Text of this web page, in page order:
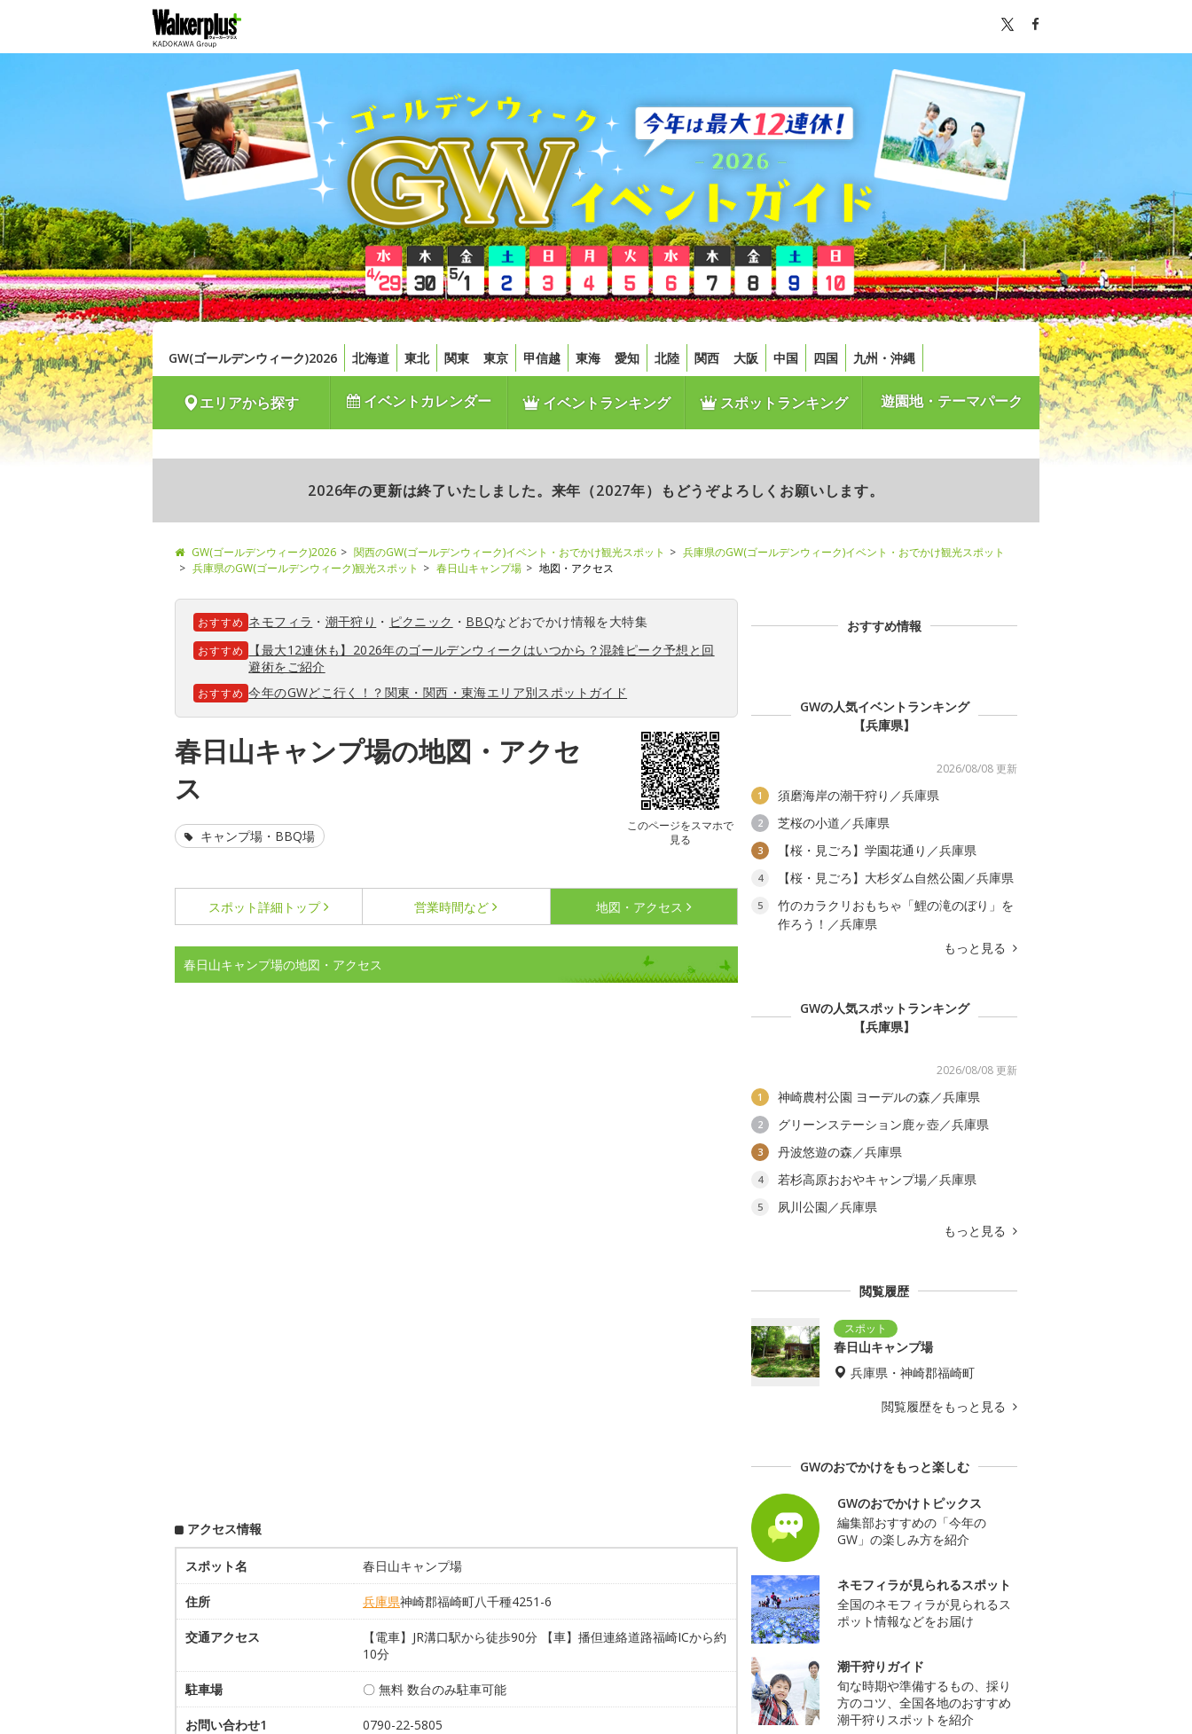
GW(ゴールデンウィーク)2026 北海道 東北 関東 東京 甲信越 東海 愛知 北陸 関西 大阪 中国 四国 九州・沖縄
エリアから探す イベントカレンダー イベントランキング スポットランキング 遊園地・テーマパーク
2026年の更新は終了いたしました。来年（2027年）もどうぞよろしくお願いします。
GW(ゴールデンウィーク)2026 関西のGW(ゴールデンウィーク)イベント・おでかけ観光スポット
兵庫県のGW(ゴールデンウィーク)イベント・おでかけ観光スポット
兵庫県のGW(ゴールデンウィーク)観光スポット
春日山キャンプ場 地図・アクセス
おすすめ ネモフィラ ・ 潮干狩り ・ ピクニック ・ BBQなどおでかけ情報を大特集
おすすめ
【最大12連休も】2026年のゴールデンウィークはいつから？混雑ピーク予想と回
避術をご紹介
おすすめ 今年のGWどこ行く！？関東・関西・東海エリア別スポットガイド
春日山キャンプ場の地図・アクセ
ス
このページをスマホで
見る
キャンプ場・BBQ場
スポット詳細 トップ 営業時間など 地図・アクセス
春日山キャンプ場の地図・アクセス
アクセス情報
スポット名 春日山キャンプ場
住所 兵庫県神崎郡福崎町八千種4251-6
交通アクセス
【電車】JR溝口駅から徒歩90分 【車】播但連絡道路福崎ICから約
10分
駐車場 〇 無料 数台のみ駐車可能
お問い合わせ1 0790-22-5805
おすすめ情報
GWの人気イベントランキング
【兵庫県】
2026/08/08 更新
1 須磨海岸の潮干狩り／兵庫県
2 芝桜の小道／兵庫県
3 【桜・見ごろ】学園花通り／兵庫県
4 【桜・見ごろ】大杉ダム自然公園／兵庫県
5
竹のカラクリおもちゃ「鯉の滝のぼり」を
作ろう！／兵庫県
もっと見る
GWの人気スポットランキング
【兵庫県】
2026/08/08 更新
1 神崎農村公園 ヨーデルの森／兵庫県
2 グリーンステーション鹿ヶ壺／兵庫県
3 丹波悠遊の森／兵庫県
4 若杉高原おおやキャンプ場／兵庫県
5
夙川公園／兵庫県
もっと見る
閲覧履歴
春日山キャンプ場
兵庫県・神崎郡福崎町
閲覧履歴をもっと見る
GWのおでかけをもっと楽しむ
GWのおでかけトピックス
編集部おすすめの「今年の
GW」の楽しみ方を紹介
ネモフィラが見られるスポット
全国のネモフィラが見られるス
ポット情報などをお届け
潮干狩りガイド
旬な時期や準備するもの、採り
方のコツ、全国各地のおすすめ
潮干狩りスポットを紹介